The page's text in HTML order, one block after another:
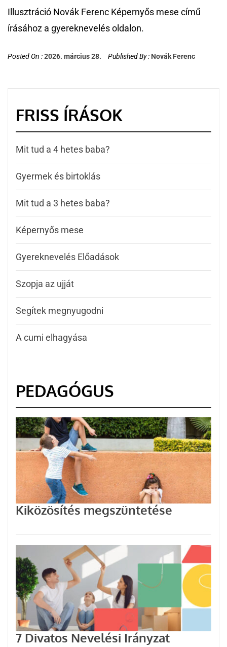
Illusztráció Novák Ferenc Képernyős mese című
írásához a gyereknevelés oldalon.
Posted On :2026. március 28. Published By : Novák Ferenc
FRISS ÍRÁSOK
Mit tud a 4 hetes baba?
Gyermek és birtoklás
Mit tud a 3 hetes baba?
Képernyős mese
Gyereknevelés Előadások
Szopja az ujját
Segítek megnyugodni
A cumi elhagyása
PEDAGÓGUS
Kiközösítés megszüntetése
7 Divatos Nevelési Irányzat